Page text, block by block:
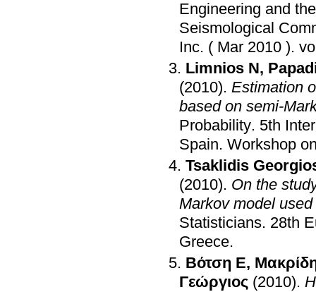
Engineering and
Seismological
Inc. ( Mar 2010 ).
Limnios N,
(2010). Estimation
based on semi-
Probability. 5th
Spain. Workshop
Tsaklidis
(2010). On the
Markov model
Statisticians. 28th
Greece.
Βότση Ε,
Γεώργιος (2010).